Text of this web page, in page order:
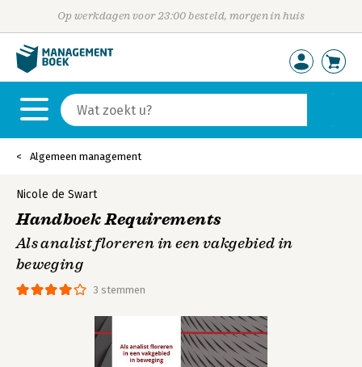
Op werkdagen voor 23:00 besteld, morgen in huis
Algemeen management
3 stemmen
Nicole de Swart
Handboek Requirements
Als analist floreren in een vakgebied in
beweging